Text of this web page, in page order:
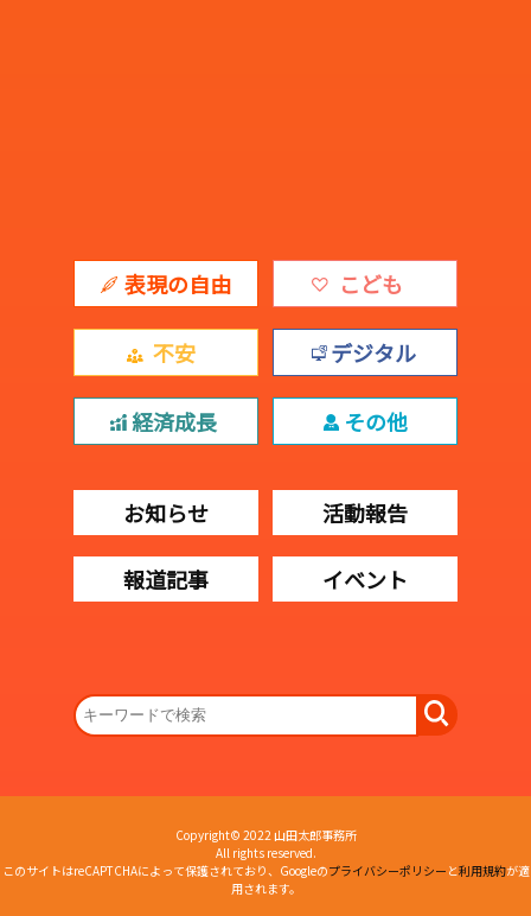
表現の自由 こども
不安 デジタル
経済成長 その他
お知らせ 活動報告
報道記事 イベント
Copyright© 2022 山田太郎事務所
All rights reserved.
このサイトはreCAPTCHAによって保護されており、Googleのプライバシーポリシー と利用規約が適
用されます。